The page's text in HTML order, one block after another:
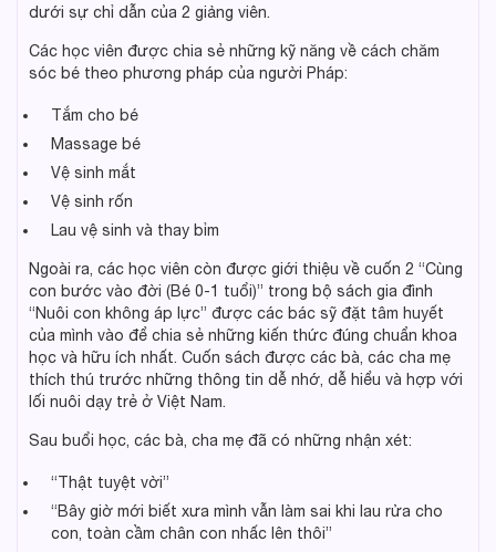
dưới sự chỉ dẫn của 2 giảng viên.
Các học viên được chia sẻ những kỹ năng về cách chăm
sóc bé theo phương pháp của người Pháp:
Tắm cho bé
Massage bé
Vệ sinh mắt
Vệ sinh rốn
Lau vệ sinh và thay bỉm
Ngoài ra, các học viên còn được giới thiệu về cuốn 2 “Cùng
con bước vào đời (Bé 0-1 tuổi)” trong bộ sách gia đình
“Nuôi con không áp lực” được các bác sỹ đặt tâm huyết
của mình vào để chia sẻ những kiến thức đúng chuẩn khoa
học và hữu ích nhất. Cuốn sách được các bà, các cha mẹ
thích thú trước những thông tin dễ nhớ, dễ hiểu và hợp với
lối nuôi dạy trẻ ở Việt Nam.
Sau buổi học, các bà, cha mẹ đã có những nhận xét:
“Thật tuyệt vời”
“Bây giờ mới biết xưa mình vẫn làm sai khi lau rửa cho
con, toàn cầm chân con nhấc lên thôi”